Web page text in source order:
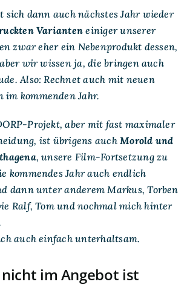
sich dann auch nächstes Jahr wieder
Varianten einiger unserer
zwar eher ein Nebenprodukt dessen,
wir wissen ja, die bringen auch
Also: Rechnet auch mit neuen
kommenden Jahr.
Projekt, aber mit fast maximaler
ist übrigens auchMorold und
, unsere Film-Fortsetzung zu
kommendes Jahr auch endlich
dann unter anderem Markus, Torben
Ralf, Tom und nochmal mich hinter
auch einfach unterhaltsam.
im Angebot ist